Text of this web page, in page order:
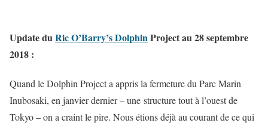
Update duRic O’Barry’s DolphinProject au 28 septembre
2018 :
Quand le Dolphin Project a appris la fermeture du Parc Marin
Inubosaki, en janvier dernier – une structure tout à l’ouest de
Tokyo – on a craint le pire. Nous étions déjà au courant de ce qui